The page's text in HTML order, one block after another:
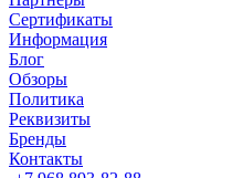
Сертификаты
Информация
Блог
Обзоры
Политика
Реквизиты
Бренды
Контакты